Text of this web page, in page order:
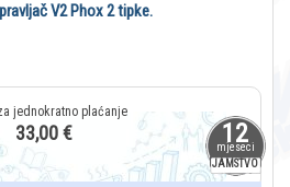
12
mjeseci
JAMSTVO
V2 Phox 2 tipke.
33,00 €